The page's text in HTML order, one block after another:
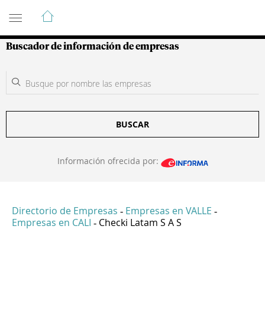
Guía de Empresas Colombianas
Buscador de información de empresas
BUSCAR
Información ofrecida por:
Directorio de Empresas - Empresas en VALLE -
Empresas en CALI - Checki Latam S A S